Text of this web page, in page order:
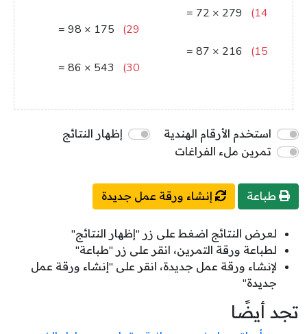
14)
279
×
72
=
15)
216
×
87
=
29)
175
×
98
=
30)
543
×
86
=
استخدم الأرقام الهندية
إظهار النتائج
تمرين ملء الفراغات
طباعة إنشاء ورقة عمل جديدة
لعرض النتائج اضغط على زر "إظهار النتائج"
لطباعة ورقة التمرين، انقر على زر "طباعة"
لإنشاء ورقة عمل جديدة، انقر على "إنشاء ورقة عمل
جديدة"
تجد أيضًا